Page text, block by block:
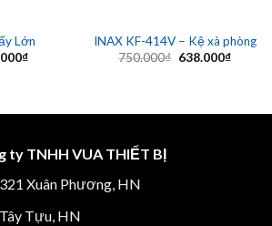
Lớn
₫Giá
INAX KF-414V – Kệ xà phòng
750.000₫ Giá
638.000₫Giá
ty TNHH VUA THIẾT BỊ
Xuân Phương, HN
Tựu, HN